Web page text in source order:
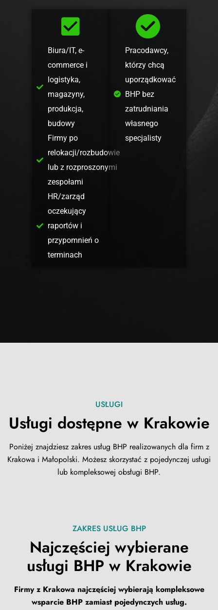
Biura/IT, e-
commerce i
logistyka,
magazyny,
produkcja,
budowy
Firmy po
relokacji/rozbudowie
lub z rozproszonymi
zespołami
HR/zarząd
oczekujący
raportów i
przypomnień o
terminach
Pracodawcy,
którzy chcą
uporządkować
BHP bez
zatrudniania
własnego
specjalisty
USŁUGI
Usługi dostępne w Krakowie
Poniżej znajdziesz zakres usług BHP realizowanych dla firm z
Krakowa i Małopolski. Możesz skorzystać z pojedynczej usługi
lub kompleksowej obsługi BHP.
ZAKRES USŁUG BHP
Najczęściej wybierane
usługi BHP w Krakowie
Firmy z Krakowa najczęściej wybierają kompleksowe
wsparcie BHP zamiast pojedynczych usług.